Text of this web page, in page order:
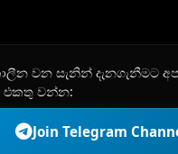
වන සැනින් දැනගැනීමට
එකතු වන්න:
Join Telegram